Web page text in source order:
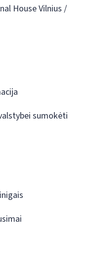
House Vilnius /
sumokėti